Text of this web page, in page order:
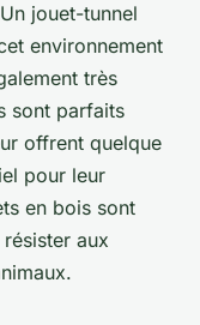
jouet-tunnel
environnement
très
sont parfaits
offrent quelque
pour leur
en bois sont
aux